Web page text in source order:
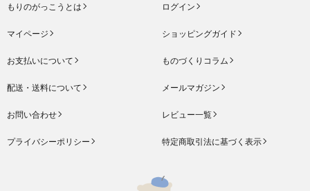
もりのがっこうとは ログイン
マイページ ショッピングガイド
お支払いについて ものづくりコラム
配送・送料について メールマガジン
お問い合わせ レビュー一覧
プライバシーポリシー 特定商取引法に基づく表示